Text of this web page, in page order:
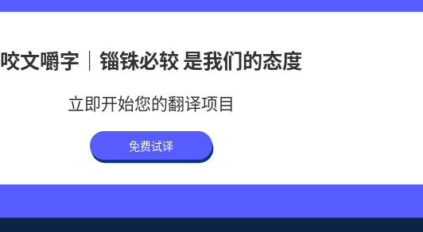
咬文嚼字｜锱铢必较 是我们的态度
立即开始您的翻译项目
免费试译